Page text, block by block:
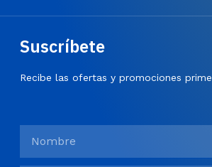
Suscríbete
Recibe las ofertas y promociones